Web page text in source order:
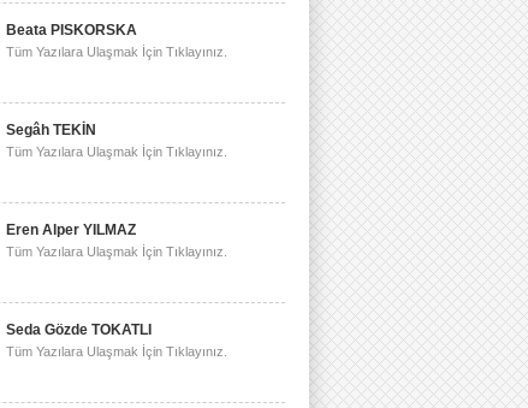
Beata PISKORSKA
Tüm Yazılara Ulaşmak İçin Tıklayınız.
Segâh TEKİN
Tüm Yazılara Ulaşmak İçin Tıklayınız.
Eren Alper YILMAZ
Tüm Yazılara Ulaşmak İçin Tıklayınız.
Seda Gözde TOKATLI
Tüm Yazılara Ulaşmak İçin Tıklayınız.